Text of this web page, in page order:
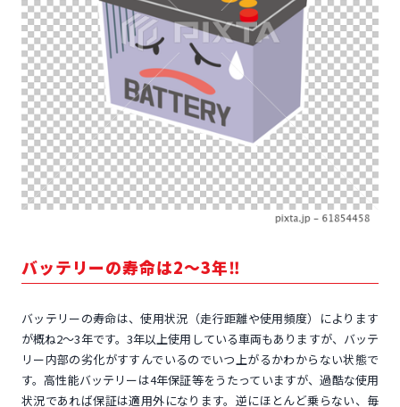
バッテリーの寿命は2～3年‼
バッテリーの寿命は、使用状況（走行距離や使用頻度）によります
が概ね2～3年です。3年以上使用している車両もありますが、バッテ
リー内部の劣化がすすんでいるのでいつ上がるかわからない状態で
す。高性能バッテリーは4年保証等をうたっていますが、過酷な使用
状況であれば保証は適用外になります。逆にほとんど乗らない、毎